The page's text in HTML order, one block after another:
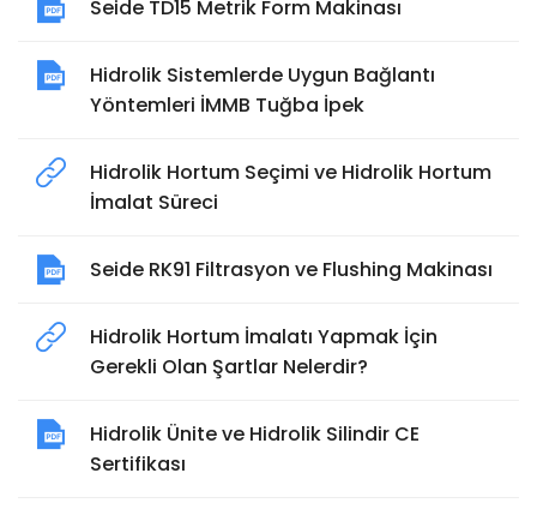
Seide TD15 Metrik Form Makinası
Hidrolik Sistemlerde Uygun Bağlantı
Yöntemleri İMMB Tuğba İpek
Hidrolik Hortum Seçimi ve Hidrolik Hortum
İmalat Süreci
Seide RK91 Filtrasyon ve Flushing Makinası
Hidrolik Hortum İmalatı Yapmak İçin
Gerekli Olan Şartlar Nelerdir?
Hidrolik Ünite ve Hidrolik Silindir CE
Sertifikası